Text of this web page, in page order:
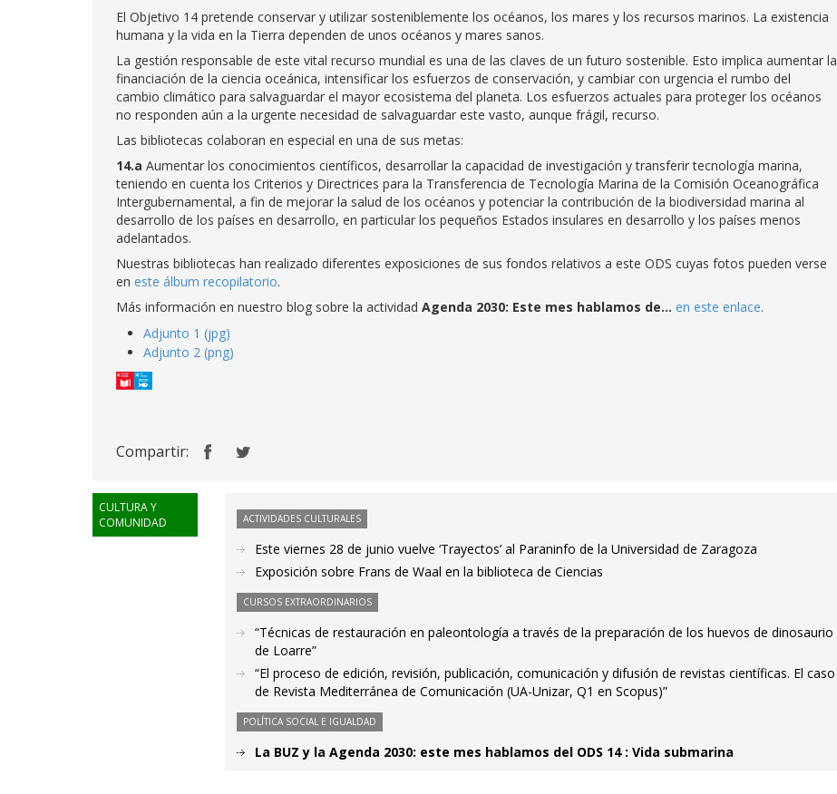
El Objetivo 14 pretende conservar y utilizar sosteniblemente los océanos, los mares y los recursos marinos. La existencia
humana y la vida en la Tierra dependen de unos océanos y mares sanos.
La gestión responsable de este vital recurso mundial es una de las claves de un futuro sostenible. Esto implica aumentar la
financiación de la ciencia oceánica, intensificar los esfuerzos de conservación, y cambiar con urgencia el rumbo del
cambio climático para salvaguardar el mayor ecosistema del planeta. Los esfuerzos actuales para proteger los océanos
no responden aún a la urgente necesidad de salvaguardar este vasto, aunque frágil, recurso.
Las bibliotecas colaboran en especial en una de sus metas:
14.a Aumentar los conocimientos científicos, desarrollar la capacidad de investigación y transferir tecnología marina,
teniendo en cuenta los Criterios y Directrices para la Transferencia de Tecnología Marina de la Comisión Oceanográfica
Intergubernamental, a fin de mejorar la salud de los océanos y potenciar la contribución de la biodiversidad marina al
desarrollo de los países en desarrollo, en particular los pequeños Estados insulares en desarrollo y los países menos
adelantados.
Nuestras bibliotecas han realizado diferentes exposiciones de sus fondos relativos a este ODS cuyas fotos pueden verse
en este álbum recopilatorio.
Más información en nuestro blog sobre la actividad Agenda 2030: Este mes hablamos de… en este enlace.
Adjunto 1 (jpg)
Adjunto 2 (png)
Compartir:
CULTURA Y
COMUNIDAD
ACTIVIDADES CULTURALES
Este viernes 28 de junio vuelve ‘Trayectos’ al Paraninfo de la Universidad de Zaragoza
Exposición sobre Frans de Waal en la biblioteca de Ciencias
CURSOS EXTRAORDINARIOS
“Técnicas de restauración en paleontología a través de la preparación de los huevos de dinosaurio
de Loarre”
“El proceso de edición, revisión, publicación, comunicación y difusión de revistas científicas. El caso
de Revista Mediterránea de Comunicación (UA-Unizar, Q1 en Scopus)”
POLÍTICA SOCIAL E IGUALDAD
La BUZ y la Agenda 2030: este mes hablamos del ODS 14 : Vida submarina